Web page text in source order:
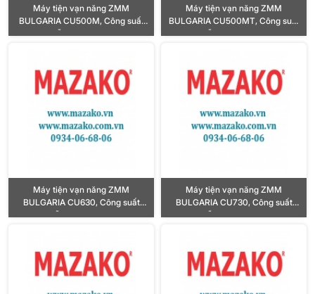
Máy tiện vạn năng ZMM
BULGARIA CU500M, Công suất
10HP, Lỗ trục chính Ø80mm
Máy tiện vạn năng ZMM
BULGARIA CU500MT, Công suất
10HP, Lỗ trục chính Ø103mm
Máy tiện vạn năng ZMM
BULGARIA CU630, Công suất
10HP, Lỗ trục chính Ø103mm
Máy tiện vạn năng ZMM
BULGARIA CU730, Công suất
11KW, Lỗ trục chính Ø103mm